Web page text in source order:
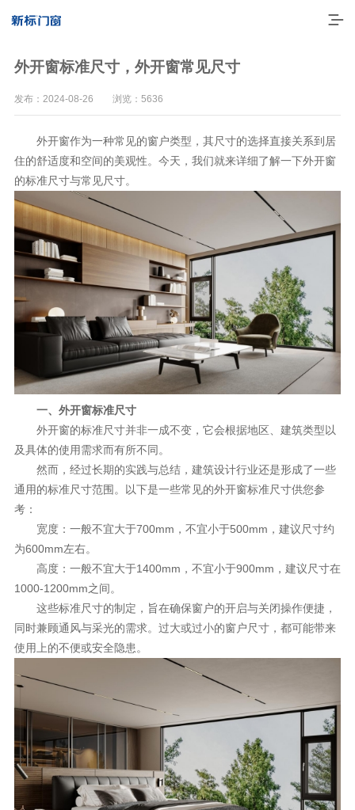
走进新标
高端门窗
一体化产品
门窗实力派
理想生活
新视界
加盟合作
品牌资讯
新标铝业
外开窗标准尺寸，外开窗常见尺寸
发布：2024-08-26 浏览：5636
外开窗作为一种常见的窗户类型，其尺寸的选择直接关系到居
住的舒适度和空间的美观性。今天，我们就来详细了解一下外开窗
的标准尺寸与常见尺寸。
一、外开窗标准尺寸
外开窗的标准尺寸并非一成不变，它会根据地区、建筑类型以
及具体的使用需求而有所不同。
然而，经过长期的实践与总结，建筑设计行业还是形成了一些
通用的标准尺寸范围。以下是一些常见的外开窗标准尺寸供您参
考：
宽度：一般不宜大于700mm，不宜小于500mm，建议尺寸约
为600mm左右。
高度：一般不宜大于1400mm，不宜小于900mm，建议尺寸在
1000-1200mm之间。
这些标准尺寸的制定，旨在确保窗户的开启与关闭操作便捷，
同时兼顾通风与采光的需求。过大或过小的窗户尺寸，都可能带来
使用上的不便或安全隐患。